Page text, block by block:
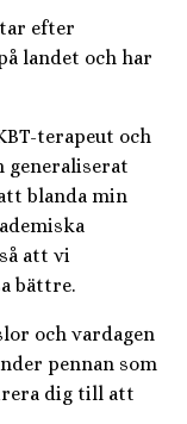
efter
landet och har
terapeut och
generaliserat
blanda min
att vi
bättre.
och vardagen
pennan som
dig till att